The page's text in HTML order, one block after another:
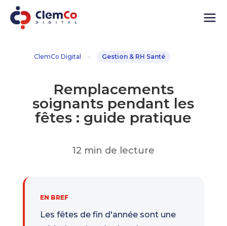
ClemCo Digital 5 Gestion & RH Santé
Remplacements
soignants pendant les
fêtes : guide pratique
12 min de lecture
Les fêtes de fin d'année sont une